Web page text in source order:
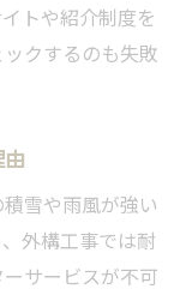
トや紹介制度を
クするのも失敗
雪や雨風が強い
外構工事では耐
サービスが不可